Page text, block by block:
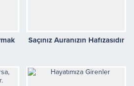
Saçınız Auranızın Hafızasıdır